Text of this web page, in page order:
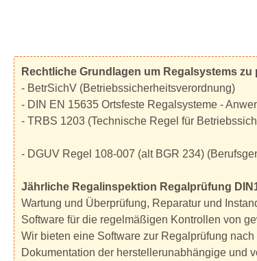
Rechtliche Grundlagen um Regalsystems zu
- BetrSichV (Betriebssicherheitsverordnung)
- DIN EN 15635 Ortsfeste Regalsysteme -
- TRBS 1203 (Technische Regel für
- DGUV Regel 108-007 (alt BGR 234)
Jährliche Regalinspektion Regalprüfung
Wartung und Überprüfung, Reparatur und
Software für die regelmäßigen Kontrollen von
Wir bieten eine Software zur Regalprüfung
Dokumentation der herstellerunabhängige und